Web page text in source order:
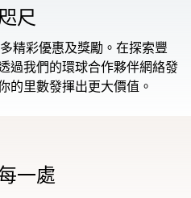
尺
精彩優惠及獎勵。在探索豐
過我們的環球合作夥伴網絡發
的里數發揮出更大價值。
一處